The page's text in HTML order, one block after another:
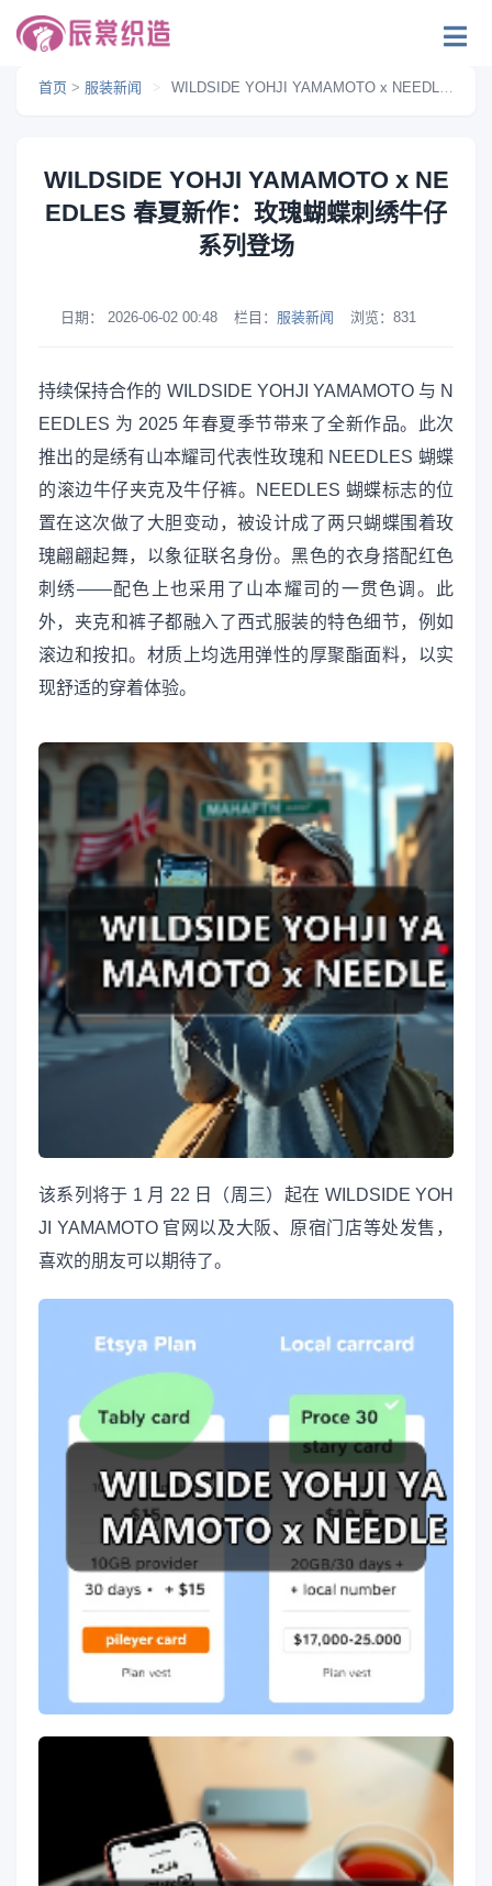
首页 > 服装新闻 > WILDSIDE YOHJI YAMAMOTO x NEEDLES 春夏新作：玫瑰蝴蝶刺绣牛仔系列登场
WILDSIDE YOHJI YAMAMOTO x NE
EDLES 春夏新作：玫瑰蝴蝶刺绣牛仔
系列登场
日期： 2026-06-02 00:48 栏目： 服装新闻 浏览： 831
持续保持合作的 WILDSIDE YOHJI YAMAMOTO 与 N
EEDLES 为 2025 年春夏季节带来了全新作品。此次
推出的是绣有山本耀司代表性玫瑰和 NEEDLES 蝴蝶
的滚边牛仔夹克及牛仔裤。NEEDLES 蝴蝶标志的位
置在这次做了大胆变动，被设计成了两只蝴蝶围着玫
瑰翩翩起舞，以象征联名身份。黑色的衣身搭配红色
刺绣——配色上也采用了山本耀司的一贯色调。此
外，夹克和裤子都融入了西式服装的特色细节，例如
滚边和按扣。材质上均选用弹性的厚聚酯面料，以实
现舒适的穿着体验。
该系列将于 1 月 22 日（周三）起在 WILDSIDE YOH
JI YAMAMOTO 官网以及大阪、原宿门店等处发售，
喜欢的朋友可以期待了。